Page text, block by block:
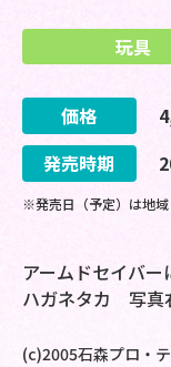
玩具
価格
発売時期
※発売日（予定）は地域
アームドセイバ
ハガネタカ 写真
(c)2005石森プロ・